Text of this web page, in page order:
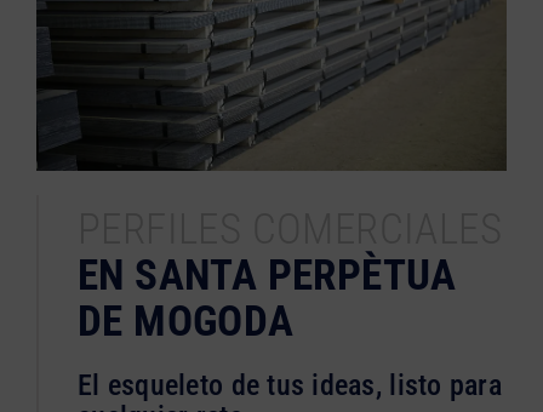
EN SANTA PERPÈTUA
DE MOGODA
El esqueleto de tus ideas, listo para